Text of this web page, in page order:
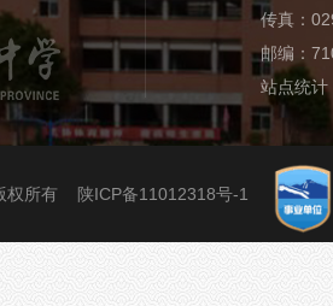
传真：
邮编：
站点统计
权所有 陕ICP备11012318号-1